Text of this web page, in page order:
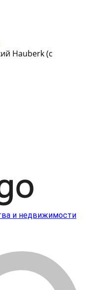
Hauberk (с
и недвижимости